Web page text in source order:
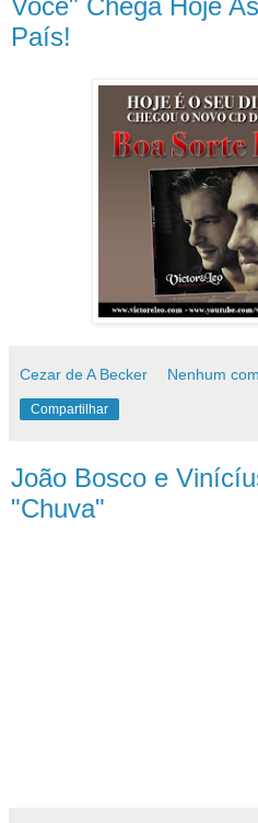
Você" Chega Hoje
País!
Cezar de A Becker Nenhum
Compartilhar
João Bosco e
"Chuva"